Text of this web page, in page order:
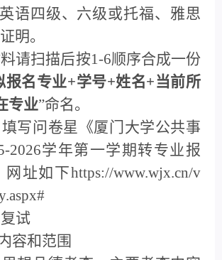
语四级、六级或托福、雅思
明。
请扫描后按1-6顺序合成一份
报名专业+学号+姓名+当前所
专业”命名。
写问卷星《厦门大学公共事
2026学年第一学期转专业报
址如下https://www.wjx.cn/v
复试
容和范围